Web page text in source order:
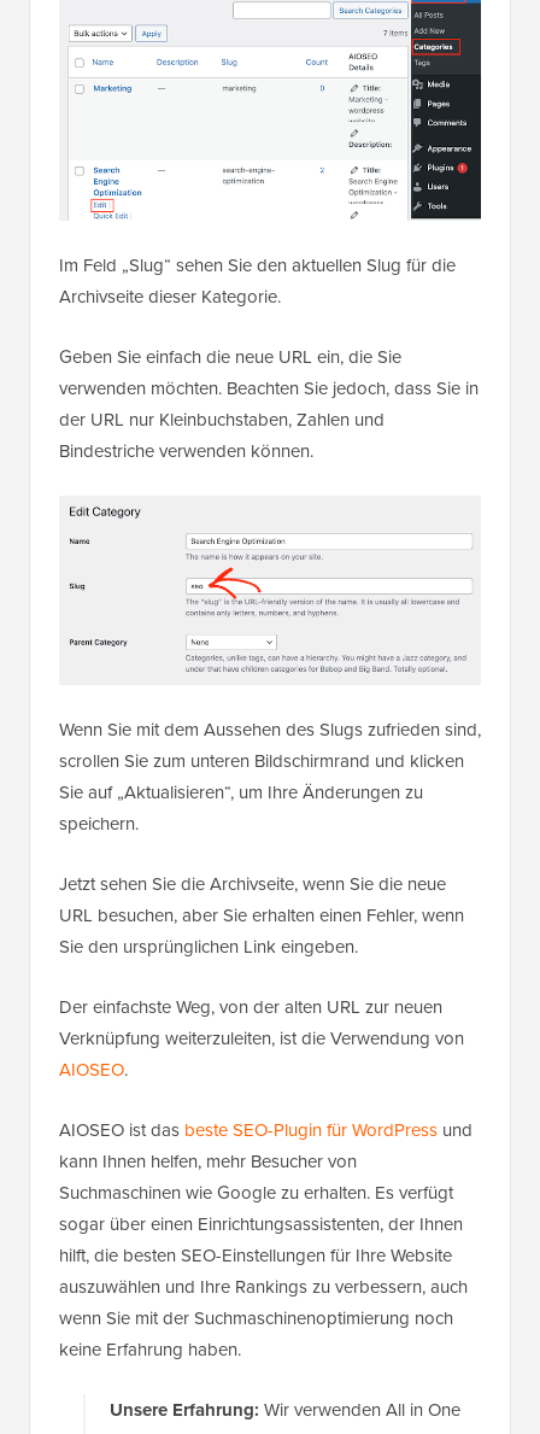
Im Feld „Slug“ sehen Sie den aktuellen Slug für die
Archivseite dieser Kategorie.
Geben Sie einfach die neue URL ein, die Sie
verwenden möchten. Beachten Sie jedoch, dass Sie in
der URL nur Kleinbuchstaben, Zahlen und
Bindestriche verwenden können.
Wenn Sie mit dem Aussehen des Slugs zufrieden sind,
scrollen Sie zum unteren Bildschirmrand und klicken
Sie auf „Aktualisieren“, um Ihre Änderungen zu
speichern.
Jetzt sehen Sie die Archivseite, wenn Sie die neue
URL besuchen, aber Sie erhalten einen Fehler, wenn
Sie den ursprünglichen Link eingeben.
Der einfachste Weg, von der alten URL zur neuen
Verknüpfung weiterzuleiten, ist die Verwendung von
AIOSEO.
AIOSEO ist das beste SEO-Plugin für WordPress und
kann Ihnen helfen, mehr Besucher von
Suchmaschinen wie Google zu erhalten. Es verfügt
sogar über einen Einrichtungsassistenten, der Ihnen
hilft, die besten SEO-Einstellungen für Ihre Website
auszuwählen und Ihre Rankings zu verbessern, auch
wenn Sie mit der Suchmaschinenoptimierung noch
keine Erfahrung haben.
Unsere Erfahrung: Wir verwenden All in One